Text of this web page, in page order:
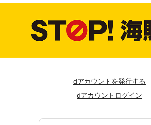
dアカウントを発行する
dアカウントログイン